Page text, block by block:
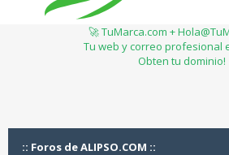
🚀 TuMarca.com +
Tu web y correo profesional
Obten tu dominio!
:: Foros de ALIPSO.COM ::